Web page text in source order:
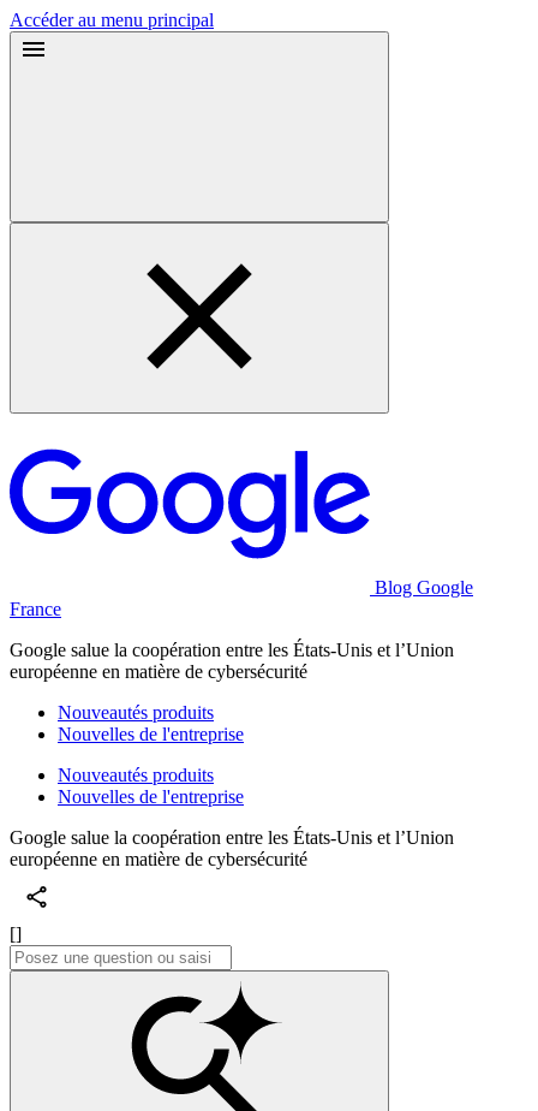
Accéder au menu principal
Blog Google
France
Google salue la coopération entre les États-Unis et l’Union
européenne en matière de cybersécurité
Nouveautés produits
Nouvelles de l'entreprise
Nouveautés produits
Nouvelles de l'entreprise
Google salue la coopération entre les États-Unis et l’Union
européenne en matière de cybersécurité
[]